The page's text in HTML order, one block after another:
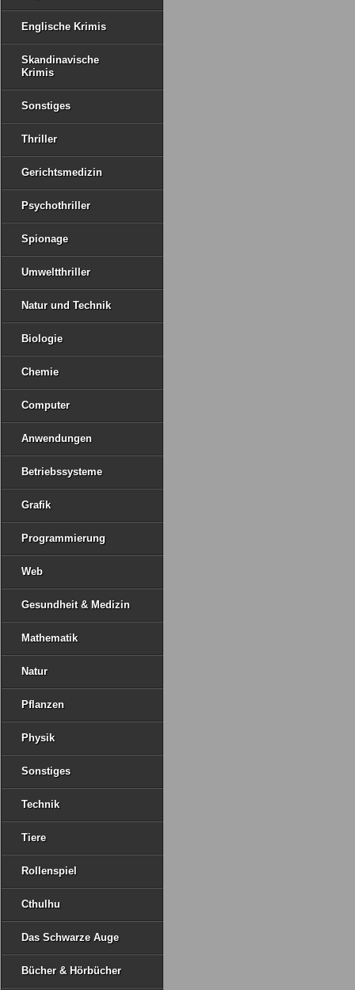
Englische Krimis
Skandinavische
Krimis
Sonstiges
Thriller
Gerichtsmedizin
Psychothriller
Spionage
Umweltthriller
Natur und Technik
Biologie
Chemie
Computer
Anwendungen
Betriebssysteme
Grafik
Programmierung
Web
Gesundheit & Medizin
Mathematik
Natur
Pflanzen
Physik
Sonstiges
Technik
Tiere
Rollenspiel
Cthulhu
Das Schwarze Auge
Bücher & Hörbücher